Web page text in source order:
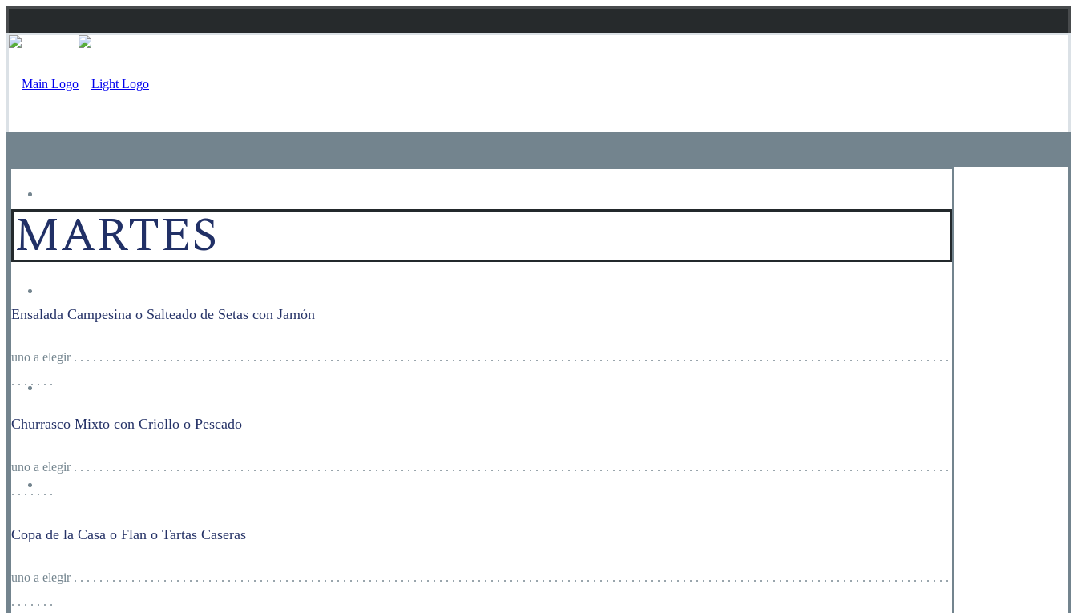
Nosotros
Donde Alojarse
MARTES
Ensalada Campesina o Salteado de Setas con Jamón
uno a elegir . . . . . . . . . . . . . . . . . . . . . . . . . . . . . . . . . . . . . . . . . . . . . . . . . . . . . . . . . . . . . . . . . . . . . . . . . . . . . . . . . . . . . . . . . . . . . . . . . . . . . . . . . . . . . . . . . . . . . . . . . . . . . . . . . . . . . . . . .
. . . . . . .
Churrasco Mixto con Criollo o Pescado
uno a elegir . . . . . . . . . . . . . . . . . . . . . . . . . . . . . . . . . . . . . . . . . . . . . . . . . . . . . . . . . . . . . . . . . . . . . . . . . . . . . . . . . . . . . . . . . . . . . . . . . . . . . . . . . . . . . . . . . . . . . . . . . . . . . . . . . . . . . . . . .
. . . . . . .
Copa de la Casa o Flan o Tartas Caseras
uno a elegir . . . . . . . . . . . . . . . . . . . . . . . . . . . . . . . . . . . . . . . . . . . . . . . . . . . . . . . . . . . . . . . . . . . . . . . . . . . . . . . . . . . . . . . . . . . . . . . . . . . . . . . . . . . . . . . . . . . . . . . . . . . . . . . . . . . . . . . . .
. . . . . . .